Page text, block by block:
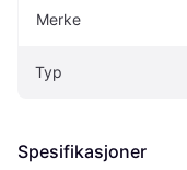
Merke
Typ
Spesifikasjoner